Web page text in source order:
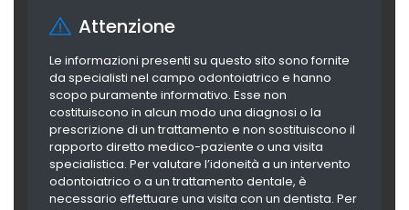
Attenzione
Le informazioni presenti su questo sito sono fornite
da specialisti nel campo odontoiatrico e hanno
scopo puramente informativo. Esse non
costituiscono in alcun modo una diagnosi o la
prescrizione di un trattamento e non sostituiscono il
rapporto diretto medico-paziente o una visita
specialistica. Per valutare l’idoneità a un intervento
odontoiatrico o a un trattamento dentale, è
necessario effettuare una visita con un dentista. Per